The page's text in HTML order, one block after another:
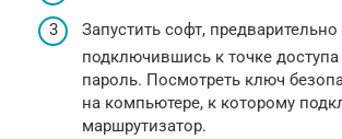
Запустить софт, предварительно
подключившись к точке доступа
пароль. Посмотреть ключ
на компьютере, к которому
маршрутизатор.